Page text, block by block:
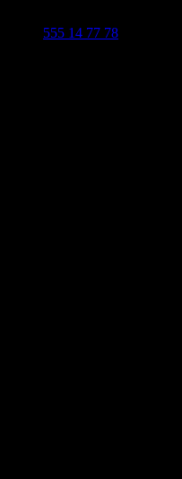
555 14 77 78